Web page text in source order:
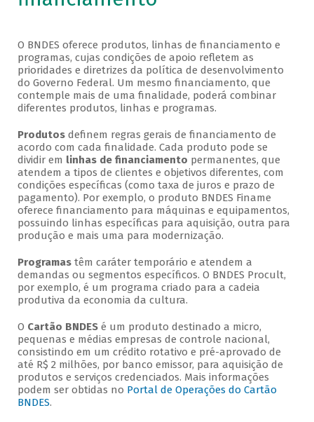
O BNDES oferece produtos, linhas de financiamento e
programas, cujas condições de apoio refletem as
prioridades e diretrizes da política de desenvolvimento
do Governo Federal. Um mesmo financiamento, que
contemple mais de uma finalidade, poderá combinar
diferentes produtos, linhas e programas.
Produtosdefinem regras gerais de financiamento de
acordo com cada finalidade. Cada produto pode se
dividir em linhas de financiamento permanentes, que
atendem a tipos de clientes e objetivos diferentes, com
condições específicas (como taxa de juros e prazo de
pagamento). Por exemplo, o produto BNDES Finame
oferece financiamento para máquinas e equipamentos,
possuindo linhas específicas para aquisição, outra para
produção e mais uma para modernização.
Programas têm caráter temporário e atendem a
demandas ou segmentos específicos. O BNDES Procult,
por exemplo, é um programa criado para a cadeia
produtiva da economia da cultura.
O Cartão BNDESé um produto destinado a micro,
pequenas e médias empresas de controle nacional,
consistindo em um crédito rotativo e pré-aprovado de
até R$ 2 milhões, por banco emissor, para aquisição de
produtos e serviços credenciados. Mais informações
podem ser obtidas no Portal de Operações do Cartão
BNDES.